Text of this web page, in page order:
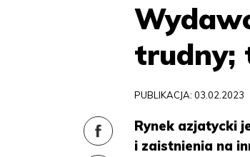
trudny;
PUBLIKACJA: 03.02.2023
Rynek azjatycki
i zaistnienia na